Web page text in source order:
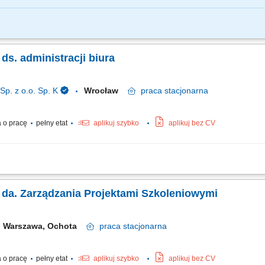
systemie Workflow związanych z usługami promocyjnymi oraz ich realizacja,
administracji biura
z o.o. Sp. K Wrocław praca stacjonarna
o pracę pełny etat aplikuj szybko aplikuj bez CV
administracyjnych w obszarze organizacji biura; Zarządzanie korespondencją,
Zarządzania Projektami Szkoleniowymi
Warszawa, Ochota praca stacjonarna
o pracę pełny etat aplikuj szybko aplikuj bez CV